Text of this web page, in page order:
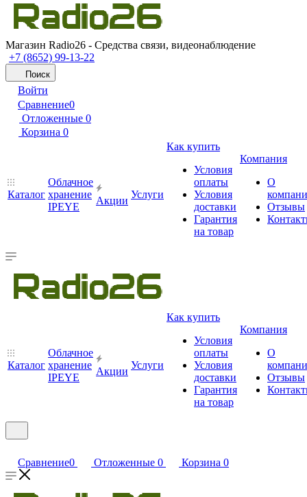
Магазин Radio26 - Средства связи, видеонаблюдение
+7 (8652) 99-13-22
Поиск
Войти
Сравнение0
Отложенные 0
Корзина 0
Каталог
Облачное
хранение
IPEYE
Акции
Услуги
Как купить
Условия
оплаты
Условия
доставки
Гарантия
на товар
Компания
О
Отзывы
Каталог
Облачное
хранение
IPEYE
Акции
Услуги
Как купить
Условия
оплаты
Условия
доставки
Гарантия
на товар
Компания
О
Отзывы
Сравнение0 Отложенные 0 Корзина 0